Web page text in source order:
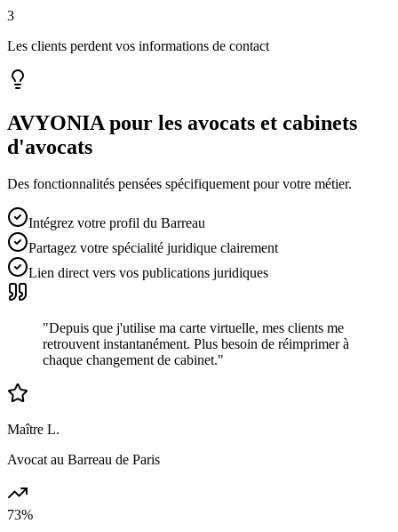
3
Les clients perdent vos informations de contact
AVYONIA pour les avocats et cabinets
d'avocats
Des fonctionnalités pensées spécifiquement pour votre métier.
Intégrez votre profil du Barreau
Partagez votre spécialité juridique clairement
Lien direct vers vos publications juridiques
"Depuis que j'utilise ma carte virtuelle, mes clients me
retrouvent instantanément. Plus besoin de réimprimer à
chaque changement de cabinet."
Maître L.
Avocat au Barreau de Paris
73%